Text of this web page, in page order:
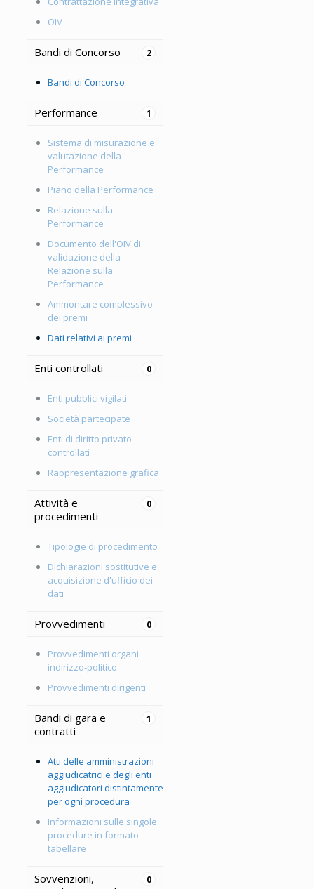
OIV
2
Bandi di Concorso
Bandi di Concorso
1
Performance
Sistema di misurazione e
valutazione della
Performance
Piano della Performance
Relazione sulla
Performance
Documento dell'OIV di
validazione della
Relazione sulla
Performance
Ammontare complessivo
dei premi
Dati relativi ai premi
0
Enti controllati
Enti pubblici vigilati
Società partecipate
Enti di diritto privato
controllati
Rappresentazione grafica
0
Attività e
procedimenti
Tipologie di procedimento
Dichiarazioni sostitutive e
acquisizione d'ufficio dei
dati
0
Provvedimenti
Provvedimenti organi
indirizzo-politico
Provvedimenti dirigenti
1
Bandi di gara e
contratti
Atti delle amministrazioni
aggiudicatrici e degli enti
aggiudicatori distintamente
per ogni procedura
Informazioni sulle singole
procedure in formato
tabellare
0
Sovvenzioni,